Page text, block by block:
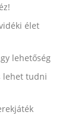
élet
lehetőség
lehet tudni